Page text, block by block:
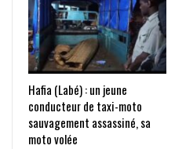
Hafia (Labé) : un jeune
conducteur de taxi-moto
sauvagement assassiné, sa
moto volée